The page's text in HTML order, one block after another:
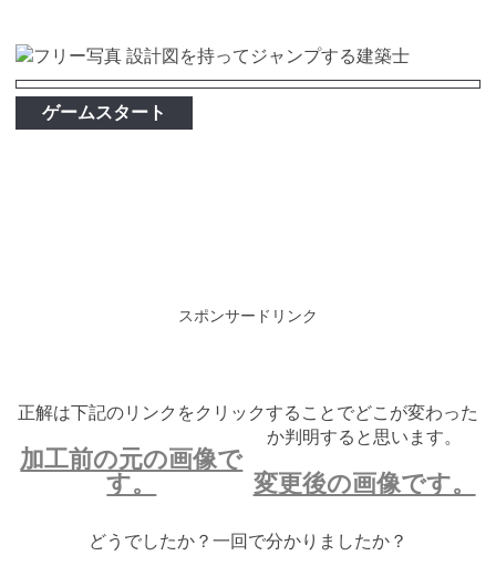
ゲームスタート
スポンサードリンク
正解は下記のリンクをクリックすることでどこが変わった
か判明すると思います。
加工前の元の画像で
す。
変更後の画像です。
どうでしたか？一回で分かりましたか？